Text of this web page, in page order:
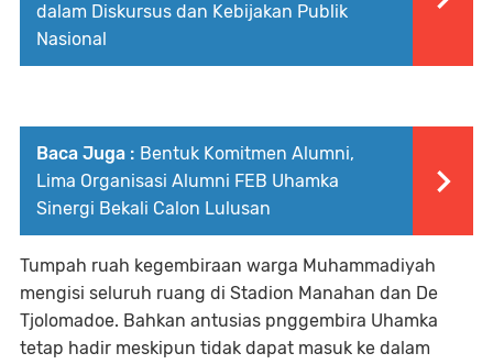
dalam Diskursus dan Kebijakan Publik
Nasional
Baca Juga : Bentuk Komitmen Alumni,
Lima Organisasi Alumni FEB Uhamka
Sinergi Bekali Calon Lulusan
Tumpah ruah kegembiraan warga Muhammadiyah
mengisi seluruh ruang di Stadion Manahan dan De
Tjolomadoe. Bahkan antusias pnggembira Uhamka
tetap hadir meskipun tidak dapat masuk ke dalam